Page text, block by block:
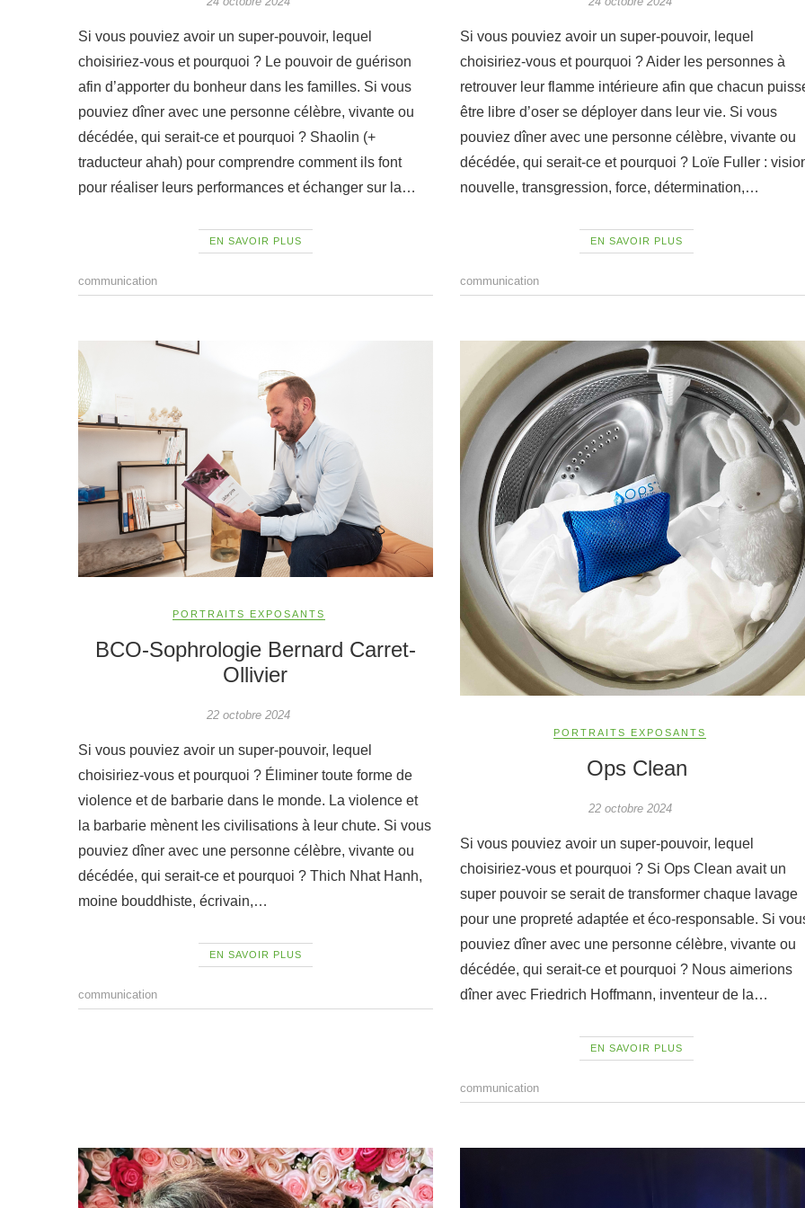
Si vous pouviez avoir un super-pouvoir, lequel
choisiriez-vous et pourquoi ? Le pouvoir de guérison
afin d’apporter du bonheur dans les familles. Si vous
pouviez dîner avec une personne célèbre, vivante ou
décédée, qui serait-ce et pourquoi ? Shaolin (+
traducteur ahah) pour comprendre comment ils font
pour réaliser leurs performances et échanger sur la…
EN SAVOIR PLUS
communication
Si vous pouviez avoir un super-pouvoir, lequel
choisiriez-vous et pourquoi ? Aider les personnes à
retrouver leur flamme intérieure afin que chacun
être libre d’oser se déployer dans leur vie. Si vous
pouviez dîner avec une personne célèbre, vivante ou
décédée, qui serait-ce et pourquoi ? Loïe Fuller :
nouvelle, transgression, force, détermination,…
EN SAVOIR PLUS
communication
PORTRAITS EXPOSANTS
BCO-Sophrologie Bernard Carret-
Ollivier
22 octobre 2024
Si vous pouviez avoir un super-pouvoir, lequel
choisiriez-vous et pourquoi ? Éliminer toute forme de
violence et de barbarie dans le monde. La violence et
la barbarie mènent les civilisations à leur chute. Si vous
pouviez dîner avec une personne célèbre, vivante ou
décédée, qui serait-ce et pourquoi ? Thich Nhat Hanh,
moine bouddhiste, écrivain,…
EN SAVOIR PLUS
communication
PORTRAITS EXPOSANTS
Ops Clean
22 octobre 2024
Si vous pouviez avoir un super-pouvoir, lequel
choisiriez-vous et pourquoi ? Si Ops Clean avait un
super pouvoir se serait de transformer chaque lavage
pour une propreté adaptée et éco-responsable. Si
pouviez dîner avec une personne célèbre, vivante ou
décédée, qui serait-ce et pourquoi ? Nous aimerions
dîner avec Friedrich Hoffmann, inventeur de la…
EN SAVOIR PLUS
communication